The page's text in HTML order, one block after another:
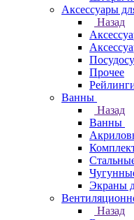
Аксессуары
Назад
Прочее
Ванны
Назад
Ванны
Экраны
Назад